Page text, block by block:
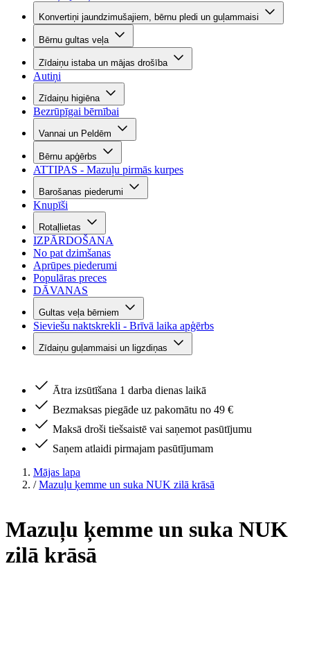
Konvertiņi jaundzimušajiem, bērnu pledi un guļammaisi
Bērnu gultas veļa
Zīdaiņu istaba un mājas drošība
Autiņi
Zīdaiņu higiēna
Bezrūpīgai bērnībai
Vannai un Peldēm
Bērnu apģērbs
ATTIPAS - Mazuļu pirmās kurpes
Barošanas piederumi
Knupīši
Rotaļlietas
IZPĀRDOŠANA
No pat dzimšanas
Aprūpes piederumi
Populāras preces
DĀVANAS
Gultas veļa bērniem
Sieviešu naktskrekli - Brīvā laika apģērbs
Zīdaiņu guļammaisi un ligzdiņas
Ātra izsūtīšana 1 darba dienas laikā
Bezmaksas piegāde uz pakomātu no 49 €
Maksā droši tiešsaistē vai saņemot pasūtījumu
Saņem atlaidi pirmajam pasūtījumam
Mājas lapa
/ Mazuļu ķemme un suka NUK zilā krāsā
Mazuļu ķemme un suka NUK
zilā krāsā